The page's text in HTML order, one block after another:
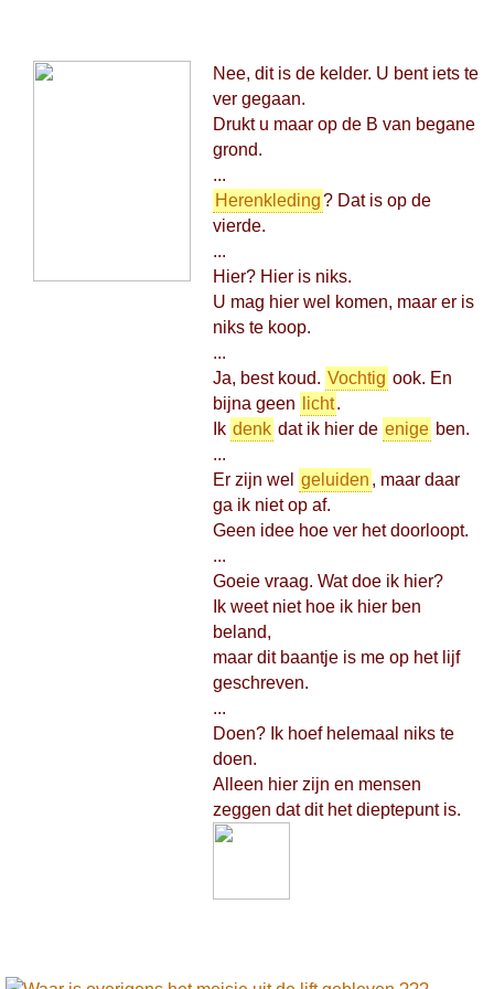
Nee, dit is de kelder. U bent iets te
ver gegaan.
Drukt u maar op de B van begane
grond.
...
Herenkleding? Dat is op de
vierde.
...
Hier? Hier is niks.
U mag hier wel komen, maar er is
niks te koop.
...
Ja, best koud. Vochtig ook. En
bijna geen
licht.
Ik denk dat ik hier de enige ben.
...
Er zijn wel geluiden , maar daar
ga ik niet op af.
Geen idee hoe ver het doorloopt.
...
Goeie vraag. Wat doe ik hier?
Ik weet niet hoe ik hier ben
beland,
maar dit baantje is me op het lijf
geschreven.
...
Doen? Ik hoef helemaal niks te
doen.
Alleen hier zijn en mensen
zeggen dat dit het dieptepunt is.